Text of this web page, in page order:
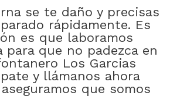
se te daño y precisas
rápidamente. Es
es que laboramos
para que no padezca en
Los Garcias
y llámanos ahora
que somos